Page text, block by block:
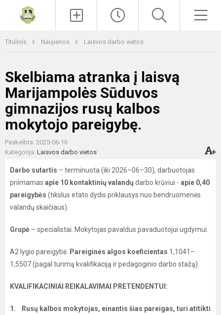
Titulinis Naujienos Laisvos darbo vietos
Skelbiama atranka į laisvą
Marijampolės Sūduvos
gimnazijos rusų kalbos
mokytojo pareigybę.
Paskelbta: 2025-06-16
Kategorija: Laisvos darbo vietos
Darbo sutartis – terminuota (iki 2026–06–30), darbuotojas
priimamas apie 10 kontaktinių valandų darbo krūviui - apie 0,40
pareigybės (tikslus etato dydis priklausys nuo bendruomenės
valandų skaičiaus).
Grupė – specialistai. Mokytojas pavaldus pavaduotojui ugdymui.
A2 lygio pareigybė. Pareiginės algos koeficientas 1,1041–
1,5507 (pagal turimą kvalifikaciją ir pedagoginio darbo stažą).
KVALIFIKACINIAI REIKALAVIMAI PRETENDENTUI:
1. Rusų kalbos mokytojas, einantis šias pareigas, turi atitikti